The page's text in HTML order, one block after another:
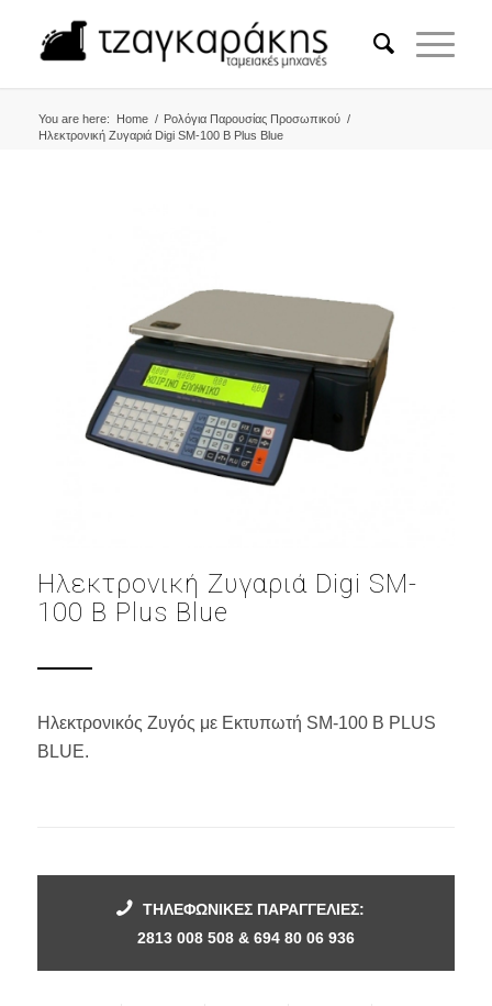
You are here: Home / Ρολόγια Παρουσίας Προσωπικού /
Ηλεκτρονική Ζυγαριά Digi SM-100 B Plus Blue
Ηλεκτρονική Ζυγαριά Digi SM-
100 B Plus Blue
Ηλεκτρονικός Ζυγός με Εκτυπωτή SM-100 B PLUS
BLUE.
ΤΗΛΕΦΩΝΙΚΕΣ ΠΑΡΑΓΓΕΛΙΕΣ:
2813 008 508 & 694 80 06 936